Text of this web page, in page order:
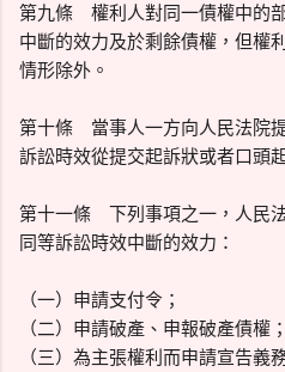
第九條 權利人對同一債權中的
中斷的效力及於剩餘債權，但權
情形除外。
第十條 當事人一方向人民法院
訴訟時效從提交起訴狀或者口頭
第十一條 下列事項之一，人民
同等訴訟時效中斷的效力：
（一）申請支付令；
（二）申請破產、申報破產債權；
（三）為主張權利而申請宣告義